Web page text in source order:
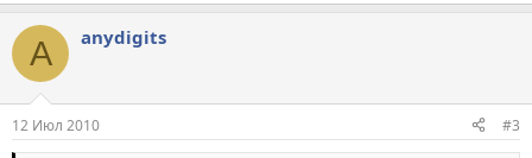
A anydigits
12 Июл 2010 #3